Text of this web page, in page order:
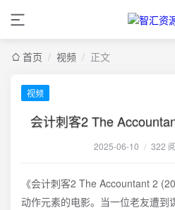
首页 / 视频 / 正文
视频
会计刺客2 The
2025-06-10 / 322
《会计刺客2 The Accountant 2
动作元素的电影。当一位老友遭到